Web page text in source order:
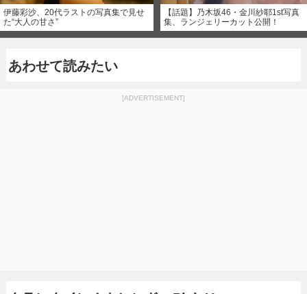
伊藤彩沙、20代ラストの写真集で見せ
た“大人の甘さ”
【話題】乃木坂46・金川紗耶1st写真
集、ランジェリーカット公開！
あわせて読みたい
[ADVERTISEMENT]